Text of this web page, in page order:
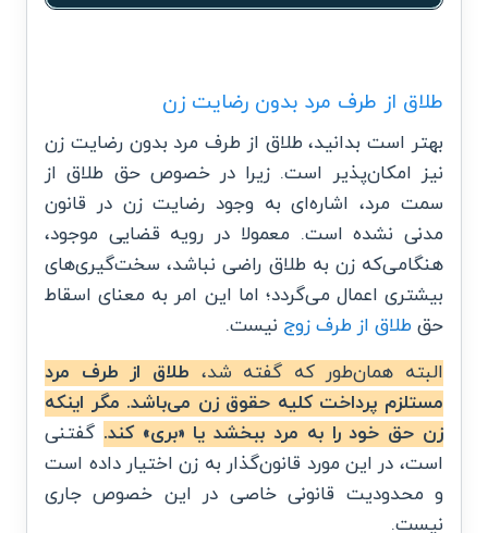
طلاق از طرف مرد بدون رضایت زن
بهتر است بدانید، طلاق از طرف مرد بدون رضایت زن
نیز امکان‌پذیر است. زیرا در خصوص حق طلاق از
سمت مرد، اشاره‌ای به وجود رضایت زن در قانون
مدنی نشده است. معمولا در رویه قضایی موجود،
هنگامی‌که زن به طلاق راضی نباشد، سخت‌گیری‌های
بیشتری اعمال می‌گردد؛ اما این امر به معنای اسقاط
حقطلاق از طرف زوج نیست.
البته همان‌طور که گفته شد، طلاق از طرف مرد
مستلزم پرداخت کلیه حقوق زن می‌باشد. مگر اینکه
زن حق خود را به مرد ببخشد یا «بری» کند. گفتنی
است، در این مورد قانون‌گذار به زن اختیار داده است
و محدودیت قانونی خاصی در این خصوص جاری
نیست.